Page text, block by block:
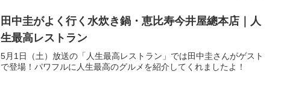
田中圭がよく行く水炊き鍋・恵比寿今井屋總本店｜人
生最高レストラン
5月1日（土）放送の「人生最高レストラン」では田中圭さんがゲスト
で登場！パワフルに人生最高のグルメを紹介してくれましたよ！